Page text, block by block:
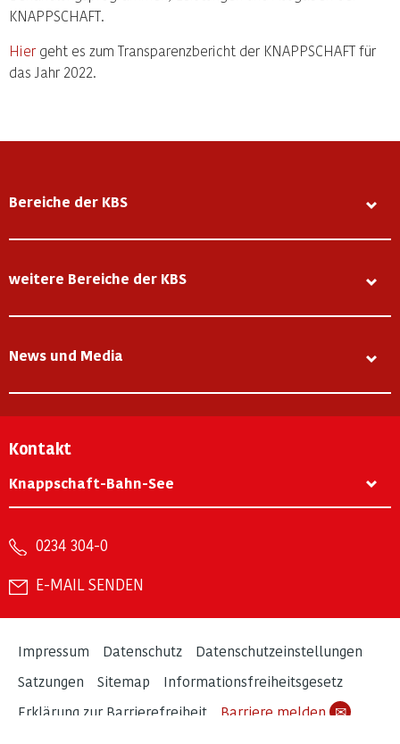
KNAPPSCHAFT.
Hier geht es zum Transparenzbericht der KNAPPSCHAFT für
das Jahr 2022.
Bereiche der KBS
weitere Bereiche der KBS
News und Media
Kontakt
Knappschaft-Bahn-See
0234 304-0
E-MAIL SENDEN
Impressum Datenschutz
Datenschutzeinstellungen
Satzungen
Sitemap
Informationsfreiheitsgesetz
Erklärung zur Barrierefreiheit
Barriere melden ✉